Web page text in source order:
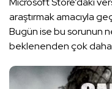
araştırmak amacıyla
Bugün ise bu sorunun
beklenenden çok daha